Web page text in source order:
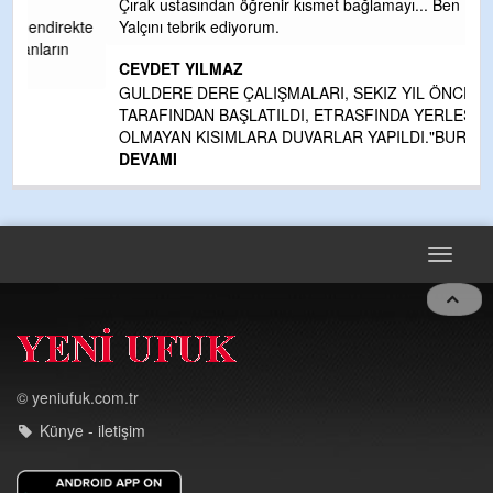
Yalçını tebrik ediyorum.
CEVDET YILMAZ
GULDERE DERE ÇALIŞMALARI, SEKIZ YIL ÖNCE ALKAYA
TARAFINDAN BAŞLATILDI, ETRASFINDA YERLEŞİM YERI
OLMAYAN KISIMLARA DUVARLAR YAPILDI."BURADAK...
Toggle
© yeniufuk.com.tr
Künye - iletişim